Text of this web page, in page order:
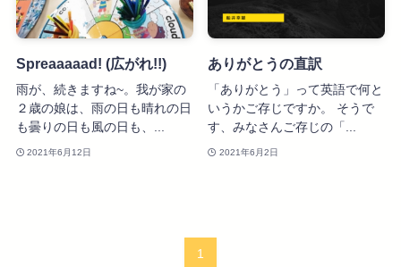
Spreaaaaad! (広がれ!!)
雨が、続きますね~。我が家の
２歳の娘は、雨の日も晴れの日
も曇りの日も風の日も、...
2021年6月12日
ありがとうの直訳
「ありがとう」って英語で何と
いうかご存じですか。 そうで
す、みなさんご存じの「...
2021年6月2日
1